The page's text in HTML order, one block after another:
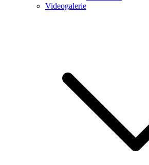
Videogalerie